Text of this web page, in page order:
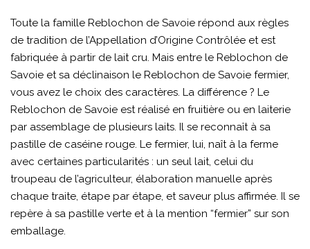
Toute la famille Reblochon de Savoie répond aux règles
de tradition de l’Appellation d’Origine Contrôlée et est
fabriquée à partir de lait cru. Mais entre le Reblochon de
Savoie et sa déclinaison le Reblochon de Savoie fermier,
vous avez le choix des caractères. La différence ? Le
Reblochon de Savoie est réalisé en fruitière ou en laiterie
par assemblage de plusieurs laits. Il se reconnaît à sa
pastille de caséine rouge. Le fermier, lui, naît à la ferme
avec certaines particularités : un seul lait, celui du
troupeau de l’agriculteur, élaboration manuelle après
chaque traite, étape par étape, et saveur plus affirmée. Il se
repère à sa pastille verte et à la mention “fermier” sur son
emballage.